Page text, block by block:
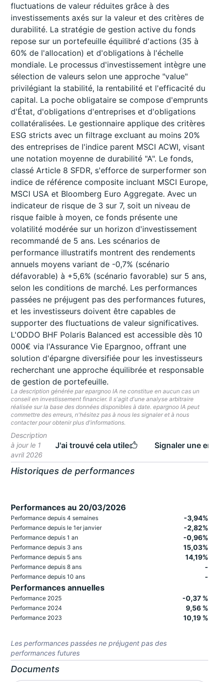
fluctuations de valeur réduites grâce à des
investissements axés sur la valeur et des critères de
durabilité. La stratégie de gestion active du fonds
repose sur un portefeuille équilibré d'actions (35 à
60% de l'allocation) et d'obligations à l'échelle
mondiale. Le processus d'investissement intègre une
sélection de valeurs selon une approche "value"
privilégiant la stabilité, la rentabilité et l'efficacité du
capital. La poche obligataire se compose d'emprunts
d'État, d'obligations d'entreprises et d'obligations
collatéralisées. Le gestionnaire applique des critères
ESG stricts avec un filtrage excluant au moins 20%
des entreprises de l'indice parent MSCI ACWI, visant
une notation moyenne de durabilité "A". Le fonds,
classé Article 8 SFDR, s'efforce de surperformer son
indice de référence composite incluant MSCI Europe,
MSCI USA et Bloomberg Euro Aggregate. Avec un
indicateur de risque de 3 sur 7, soit un niveau de
risque faible à moyen, ce fonds présente une
volatilité modérée sur un horizon d'investissement
recommandé de 5 ans. Les scénarios de
performance illustratifs montrent des rendements
annuels moyens variant de -0,7% (scénario
défavorable) à +5,6% (scénario favorable) sur 5 ans,
selon les conditions de marché. Les performances
passées ne préjugent pas des performances futures,
et les investisseurs doivent être capables de
supporter des fluctuations de valeur significatives.
L'ODDO BHF Polaris Balanced est accessible dès 10
000€ via l'Assurance Vie Epargnoo, offrant une
solution d'épargne diversifiée pour les investisseurs
recherchant une approche équilibrée et responsable
de gestion de portefeuille.
La description générée par epargnoo IA ne constitue en aucun cas un
conseil en investissement financier. Il s'agit d'une analyse arbitraire
réalisée sur la base des données disponibles à date. epargnoo IA peut
commettre des erreurs, n'hésitez pas à nous les signaler et à nous
contacter pour obtenir plus d'informations.
Description
à jour le 1
avril 2026
J'ai trouvé cela utile Signaler une
Historiques de performances
Performances au 20/03/2026
Performance depuis 4 semaines -3,94%
Performance depuis le 1er janvier -2,82%
Performance depuis 1 an -0,96%
Performance depuis 3 ans 15,03%
Performance depuis 5 ans 14,19%
Performance depuis 8 ans -
Performance depuis 10 ans -
Performances annuelles
Performance 2025 -0,37 %
Performance 2024 9,56 %
Performance 2023 10,19 %
Les performances passées ne préjugent pas des
performances futures
Documents